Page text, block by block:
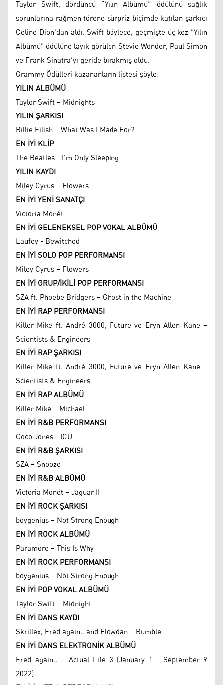
Taylor Swift, dördüncü “Yılın Albümü” ödülünü sağlık
sorunlarına rağmen törene sürpriz biçimde katılan şarkıcı
Celine Dion'dan aldı. Swift böylece, geçmişte üç kez "Yılın
Albümü" ödülüne layık görülen Stevie Wonder, Paul Simon
ve Frank Sinatra'yı geride bırakmış oldu.
Grammy Ödülleri kazananların listesi şöyle:
YILIN ALBÜMÜ
Taylor Swift – Midnights
YILIN ŞARKISI
Billie Eilish – What Was I Made For?
EN İYİ KLİP
The Beatles - I'm Only Sleeping
YILIN KAYDI
Miley Cyrus – Flowers
EN İYİ YENİ SANATÇI
Victoria Monét
EN İYİ GELENEKSEL POP VOKAL ALBÜMÜ
Laufey - Bewitched
EN İYİ SOLO POP PERFORMANSI
Miley Cyrus – Flowers
EN İYİ GRUP/İKİLİ POP PERFORMANSI
SZA ft. Phoebe Bridgers – Ghost in the Machine
EN İYİ RAP PERFORMANSI
Killer Mike ft. André 3000, Future ve Eryn Allen Kane –
Scientists & Engineers
EN İYİ RAP ŞARKISI
Killer Mike ft. André 3000, Future ve Eryn Allen Kane –
Scientists & Engineers
EN İYİ RAP ALBÜMÜ
Killer Mike – Michael
EN İYİ R&B PERFORMANSI
Coco Jones - ICU
EN İYİ R&B ŞARKISI
SZA – Snooze
EN İYİ R&B ALBÜMÜ
Victoria Monét – Jaguar II
EN İYİ ROCK ŞARKISI
boygenius – Not Strong Enough
EN İYİ ROCK ALBÜMÜ
Paramore – This Is Why
EN İYİ ROCK PERFORMANSI
boygenius – Not Strong Enough
EN İYİ POP VOKAL ALBÜMÜ
Taylor Swift – Midnight
EN İYİ DANS KAYDI
Skrillex, Fred again.. and Flowdan – Rumble
EN İYİ DANS ELEKTRONİK ALBÜMÜ
Fred again.. – Actual Life 3 (January 1 - September 9
2022)